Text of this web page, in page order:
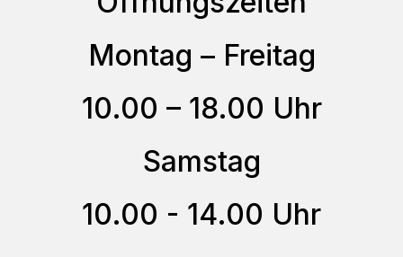
Die
können
auf
der
Produktseite
werden
Montag – Freitag
10.00 – 18.00 Uhr
Samstag
10.00 - 14.00 Uhr